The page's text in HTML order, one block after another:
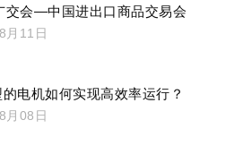
交会—中国进出口商品交易会
月11日
电机如何实现高效率运行？
月08日